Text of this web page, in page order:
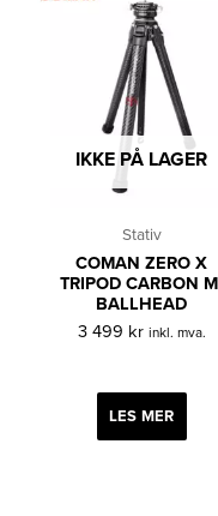
IKKE PÅ LAGER
Stativ
COMAN ZERO X
TRIPOD CARBON
BALLHEAD
3 499 kr inkl. mva.
LES MER